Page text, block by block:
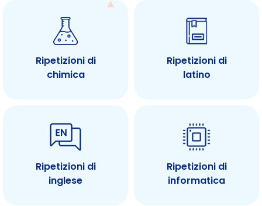
Ripetizioni di
chimica
Ripetizioni di
latino
Ripetizioni di
inglese
Ripetizioni di
informatica